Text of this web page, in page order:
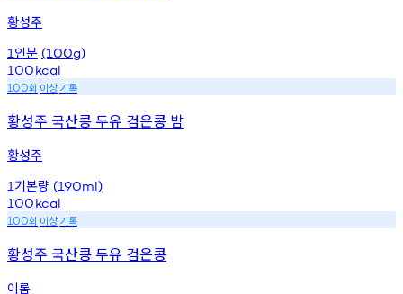
황성주
1 인분 (100g)
100kcal
100회 이상기록
황성주 국산콩 두유 검은콩 밤
황성주
1 기본량 (190ml)
100kcal
100회 이상기록
황성주 국산콩 두유 검은콩
이롬